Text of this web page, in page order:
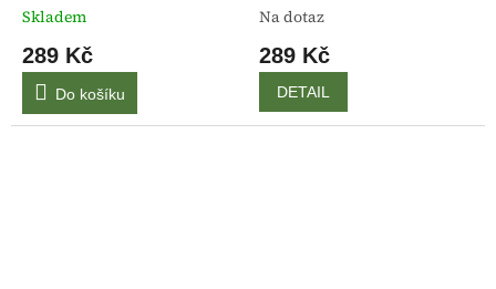
Skladem
289 Kč
Do košíku
Na dotaz
289 Kč
DETAIL